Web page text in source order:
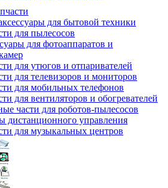
для бытовой техники
для пылесосов
для фотоаппаратов и
для утюгов и отпаривателей
для телевизоров и мониторов
для мобильных телефонов
для вентиляторов и обогревателей
части для роботов-пылесосов
дистанционного управления
для музыкальных центров